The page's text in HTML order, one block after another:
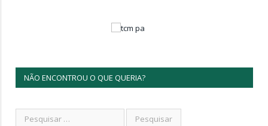
NÃO ENCONTROU O QUE QUERIA?